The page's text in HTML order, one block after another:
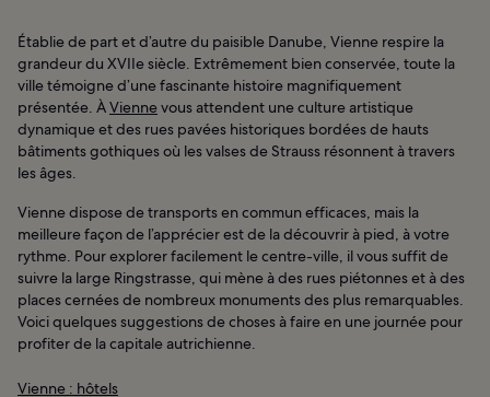
Établie de part et d’autre du paisible Danube, Vienne respire la
grandeur du XVIIe siècle. Extrêmement bien conservée, toute la
ville témoigne d’une fascinante histoire magnifiquement
présentée. ÀViennevous attendent une culture artistique
dynamique et des rues pavées historiques bordées de hauts
bâtiments gothiques où les valses de Strauss résonnent à travers
les âges.
Vienne dispose de transports en commun efficaces, mais la
meilleure façon de l’apprécier est de la découvrir à pied, à votre
rythme. Pour explorer facilement le centre-ville, il vous suffit de
suivre la large Ringstrasse, qui mène à des rues piétonnes et à des
places cernées de nombreux monuments des plus remarquables.
Voici quelques suggestions de choses à faire en une journée pour
profiter de la capitale autrichienne.
Vienne : hôtels